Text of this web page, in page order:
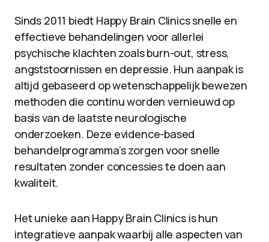
Sinds 2011 biedt Happy Brain Clinics snelle en
effectieve behandelingen voor allerlei
psychische klachten zoals burn-out, stress,
angststoornissen en depressie. Hun aanpak is
altijd gebaseerd op wetenschappelijk bewezen
methoden die continu worden vernieuwd op
basis van de laatste neurologische
onderzoeken. Deze evidence-based
behandelprogramma’s zorgen voor snelle
resultaten zonder concessies te doen aan
kwaliteit.
Het unieke aan Happy Brain Clinics is hun
integratieve aanpak waarbij alle aspecten van